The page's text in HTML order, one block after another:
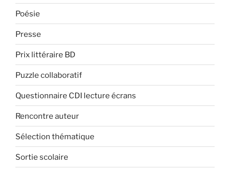
Poésie
Presse
Prix littéraire BD
Puzzle collaboratif
Questionnaire CDI lecture écrans
Rencontre auteur
Sélection thématique
Sortie scolaire